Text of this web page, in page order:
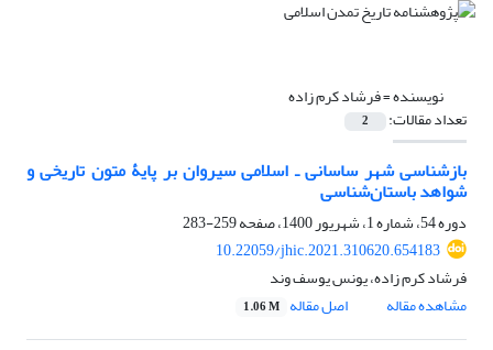
نویسنده =فرشاد کرم زاده
تعداد مقالات: 2
بازشناسی شهر ساسانی ـ اسلامی سیروان بر پایۀ متون تاریخی و
شواهد باستان‌شناسی
دوره 54، شماره 1، شهریور 1400، صفحه
259-283
10.22059/jhic.2021.310620.654183
فرشاد کرم زاده، یونس یوسف وند
مشاهده مقاله
اصل مقاله 1.06 M